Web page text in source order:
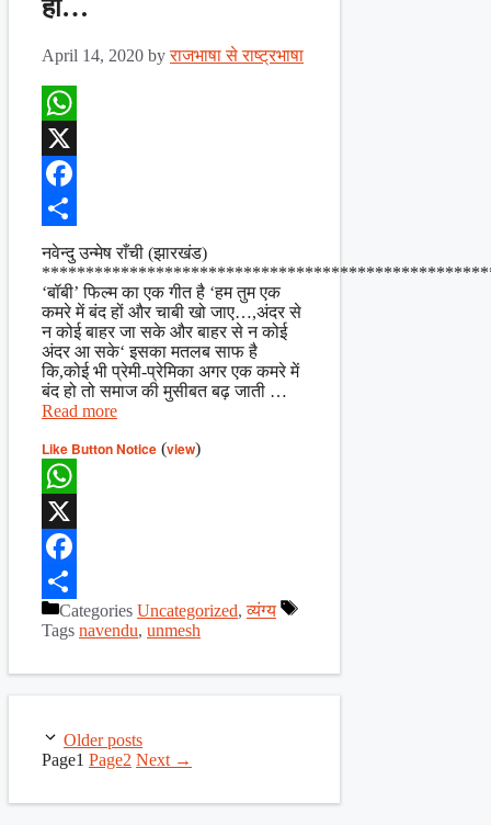
हों…
April 14, 2020 byराजभाषा से राष्ट्रभाषा
WhatsApp
X
Facebook
Share
नवेन्दु उन्मेष राँची (झारखंड)
‘बॉबी’ फिल्म का एक गीत है ‘हम तुम एक
कमरे में बंद हों और चाबी खो जाए…,अंदर से
न कोई बाहर जा सके और बाहर से न कोई
अंदर आ सके‘ इसका मतलब साफ है
कि,कोई भी प्रेमी-प्रेमिका अगर एक कमरे में
बंद हो तो समाज की मुसीबत बढ़ जाती …
Read more
Like Button Notice (view)
WhatsApp
X
Facebook
ShareCategories Uncategorized,व्यंग्य
Tags navendu, unmesh
Older posts
Page1 Page2 Next →